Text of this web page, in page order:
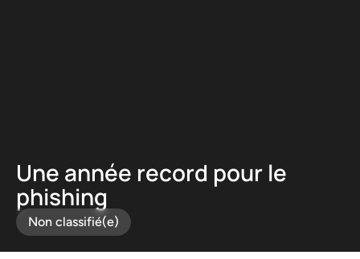
Une année record pour le
phishing
Non classifié(e)